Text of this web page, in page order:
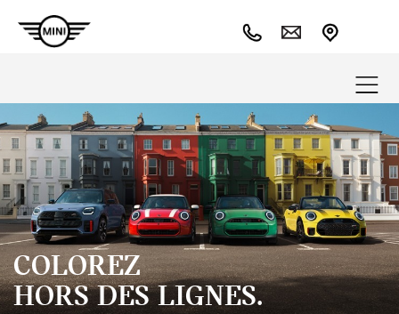
COLOREZ
HORS DES LIGNES.